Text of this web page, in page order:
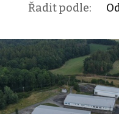
Řadit podle: